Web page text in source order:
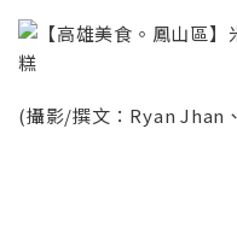
(攝影/撰文：Ryan Jhan